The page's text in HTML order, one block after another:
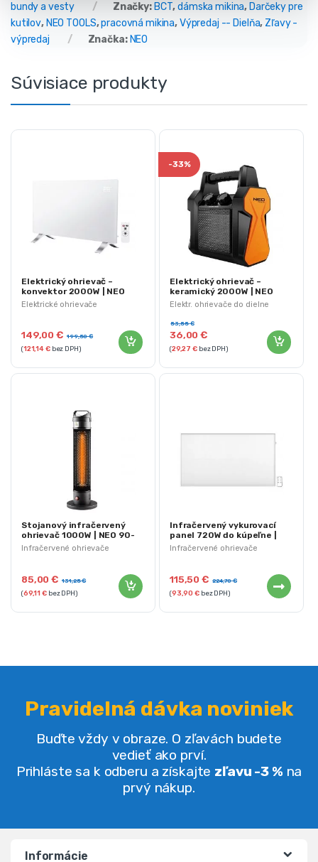
bundy a vesty
Značky: BCT,dámska mikina, Darčeky pre
kutilov, NEO TOOLS,pracovná mikina,Výpredaj -- Dielňa, Zľavy -
výpredaj
Značka: NEO
Súvisiace produkty
Elektrické ohrievače
Elektrický ohrievač –
konvektor 2000W | NEO
90-092
149,00€ 199,50€
(121,14€bez DPH)
Elektr. ohrievače do dielne
-33%
Elektrický ohrievač –
keramický 2000W | NEO
90-060
36,00€
53,55€
(29,27€bez DPH)
Infračervené ohrievače
Stojanový infračervený
ohrievač 1000W | NEO 90-
035
85,00€ 131,25€
(69,11€bez DPH)
Infračervené ohrievače
Infračervený vykurovací
panel 720W do kúpeľne |
NEO 90-104
115,50€ 224,70€
(93,90€bez DPH)
Pravidelná dávka noviniek
Buďte vždy v obraze. O zľavách budete
vedieť ako prví.
Prihláste sa k odberu a získajte zľavu -3 % na
prvý nákup.
Informácie